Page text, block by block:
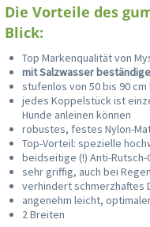
Die Vorteile des
Blick:
Top Markenqualität von
mit Salzwasser
stufenlos von 50 bis 90
jedes Koppelstück ist
Hunde anleinen können
robustes, festes Nylon-
Top-Vorteil: spezielle
beidseitige (!) Anti-Rutsch-
sehr griffig, auch bei Regen
verhindert schmerzhaftes
angenehm leicht,
2 Breiten